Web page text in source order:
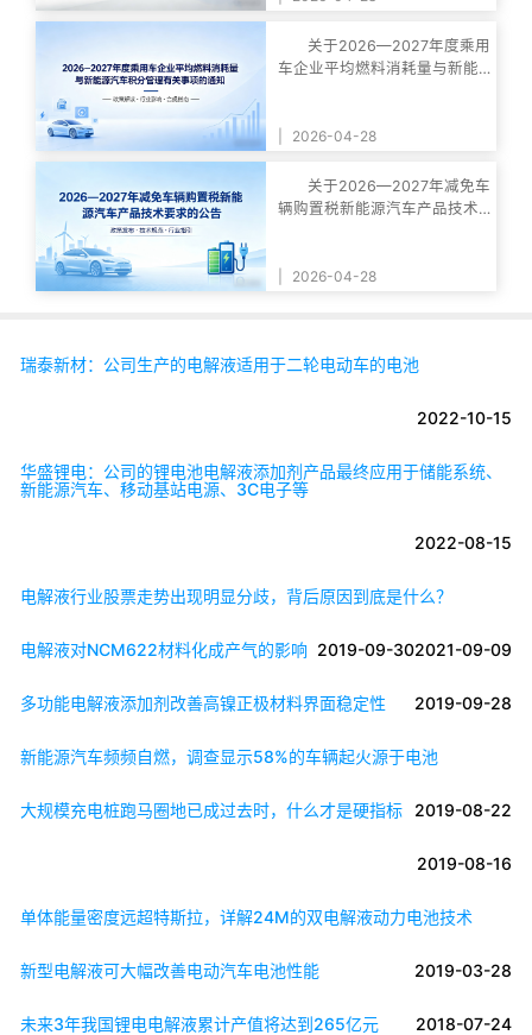
关于2026—2027年度乘用
车企业平均燃料消耗量与新能
2026-04-28
关于2026—2027年减免车
辆购置税新能源汽车产品技术
2026-04-28
瑞泰新材：公司生产的电解液适用于二轮电动车的电池
2022-10-15
华盛锂电：公司的锂电池电解液添加剂产品最终应用于储能系统、
新能源汽车、移动基站电源、3C电子等
2022-08-15
电解液行业股票走势出现明显分歧，背后原因到底是什么？
2021-09-09
电解液对NCM622材料化成产气的影响 2019-09-30
多功能电解液添加剂改善高镍正极材料界面稳定性 2019-09-28
新能源汽车频频自燃，调查显示58%的车辆起火源于电池
2019-08-22
大规模充电桩跑马圈地已成过去时，什么才是硬指标
2019-08-16
单体能量密度远超特斯拉，详解24M的双电解液动力电池技术
2019-03-28
新型电解液可大幅改善电动汽车电池性能
2018-07-24
未来3年我国锂电电解液累计产值将达到265亿元